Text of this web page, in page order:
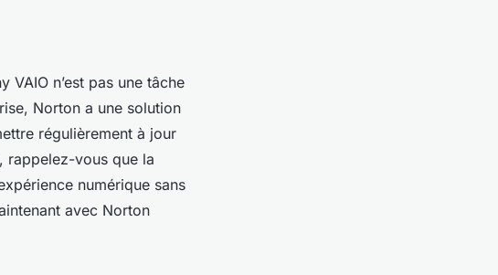
n’est pas une tâche
Norton a une solution
régulièrement à jour
rappelez-vous que la
numérique sans
avec Norton